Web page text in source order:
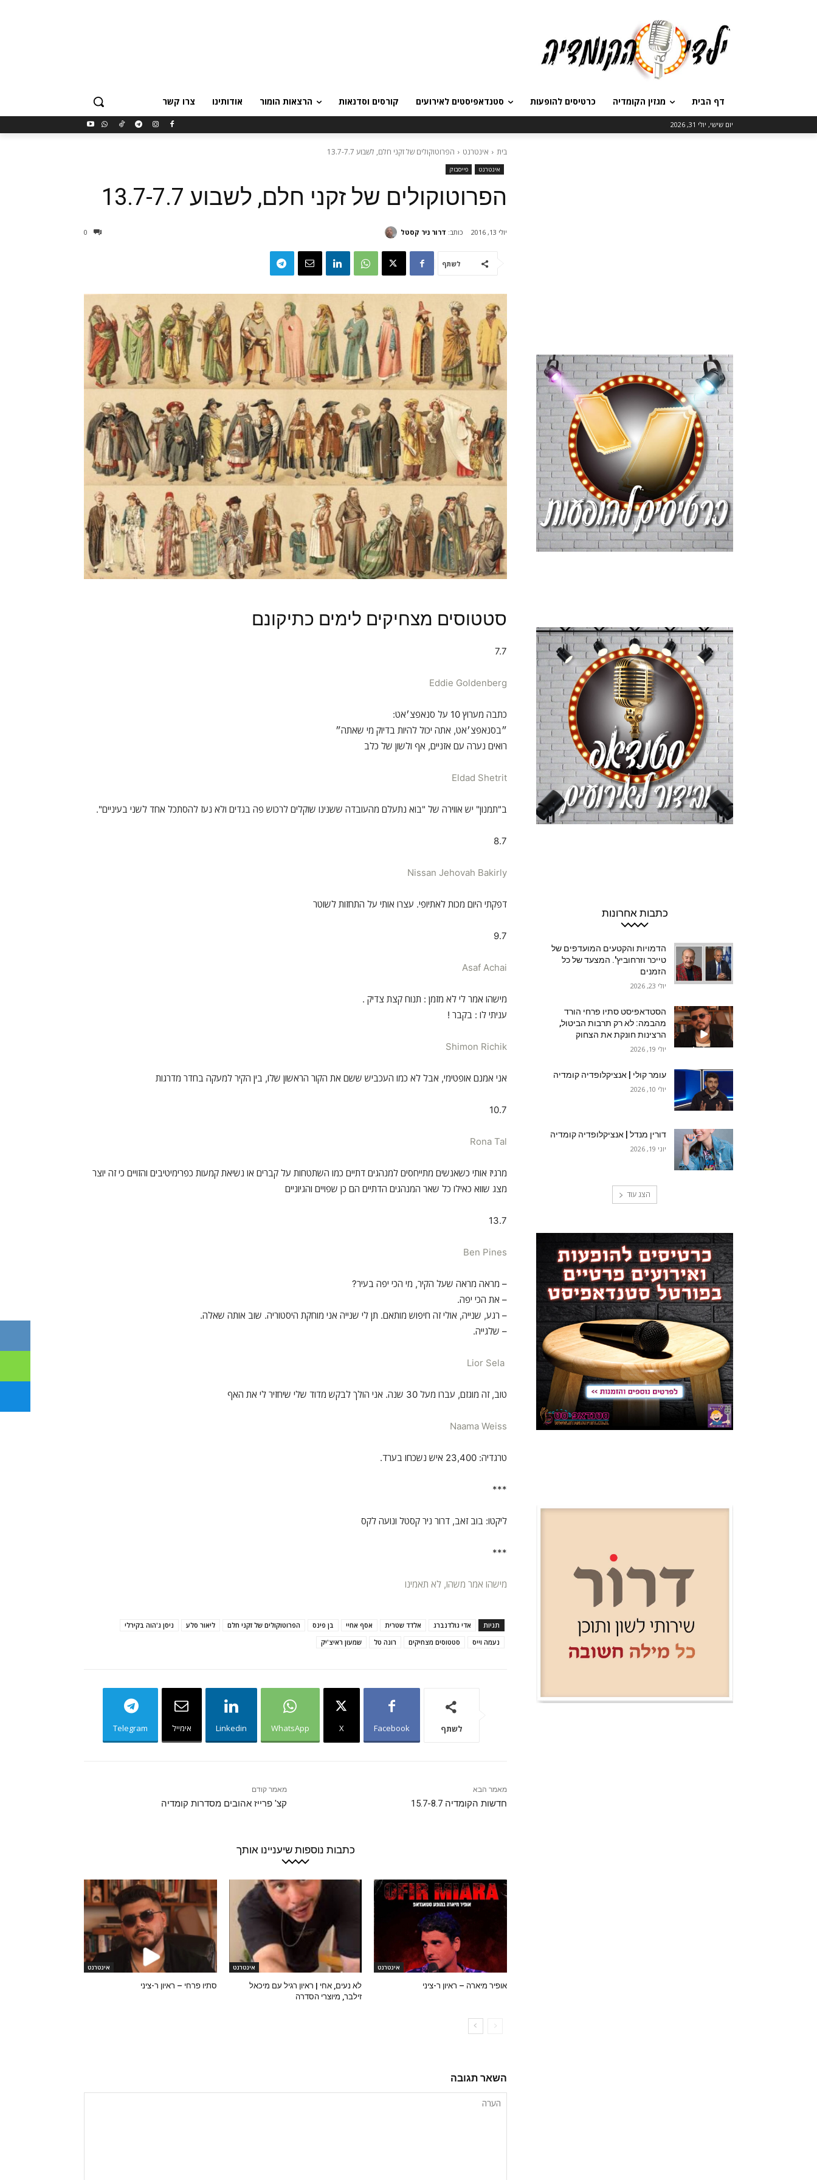
דף הבית מגזין הקומדיה כרטיסים להופעות סטנדאפיסטים לאירועים קורסים וסדנאות הרצאות הומור אודותינו צרו קשר
יום שישי, יולי 31, 2026
בית אינטרנט הפרוטוקולים של זקני חלם, לשבוע 13.7-7.7
אינטרנט פייסבוק
הפרוטוקולים של זקני חלם, לשבוע 13.7-7.7
0 יולי 13, 2016 כותב: דרור ניר קסטל
לשתף
סטטוסים מצחיקים לימים כתיקונם
7.7
Eddie Goldenberg
כתבה מערוץ 10 על סנאפצ׳אט:
״בסנאפצ׳אט, אתה יכול להיות בדיוק מי שאתה״
רואים נערה עם אזניים, אף ולשון של כלב
Eldad Shetrit
ב"תמנון" יש אווירה של "בוא נתעלם מהעובדה ששנינו שוקלים לרכוש פה בגדים ולא נעז להסתכל אחד לשני בעיניים".
8.7
Nissan Jehovah Bakirly
דפקתי היום מכות לאתיופי. עצרו אותי על התחזות לשוטר
9.7
Asaf Achai
מישהו אמר לי לא מזמן : תנוח קצת צדיק .
עניתי לו : בקבר !
Shimon Richik
אני אמנם אופטימי, אבל לא כמו העכביש ששם את הקור הראשון שלו, בין הקיר למעקה בחדר מדרגות
10.7
Rona Tal
מרגיז אותי כשאנשים מתייחסים למנהגים דתיים כמו השתטחות על קברים או נשיאת קמעות כפרימיטיבים והזויים כי זה יוצר
מצג שווא כאילו כל שאר המנהגים הדתיים הם כן שפויים והגיוניים
13.7
Ben Pines
– מראה מראה שעל הקיר, מי הכי יפה בעיר?
– את הכי יפה.
– רגע, שנייה, אולי זה חיפוש מותאם. תן לי שנייה אני מוחקת היסטוריה. שוב אותה שאלה.
– שלגייה.
Lior Sela
טוב, זה מוגזם, עברו מעל 30 שנה. אני הולך לבקש מדוד שלי שיחזיר לי את האף
Naama Weiss
טרגדיה: 23,400 איש נשכחו בערד.
***
ליקטו: בוב זאב, דרור ניר קסטל ונועה לקס
***
מישהו אמר משהו, לא תאמינו
תגיות אדי גולדנברג אלדד שטרית אסף אחיי בן פינס הפרוטוקולים של זקני חלם ליאור סלע
ניסן ג'הוה בקירלי
נעמה וייס
סטטוסים מצחיקים רונה טל שמעון ראיצ'יק
לשתף Facebook
X
WhatsApp
Linkedin אימייל Telegram
מאמר קודם
קצ' פרייז אהובים מסדרות קומדיה
מאמר הבא
חדשות הקומדיה 15.7-8.7
כתבות נוספות שיעניינו אותך
אינטרנט
אופיר מיארה – ראיון ר-ציני
אינטרנט
לא נעים, אחי | ראיון רגיל עם מיכאל
זילבר, מיוצרי הסדרה
אינטרנט
סתיו פרחי – ראיון ר-ציני
השאר תגובה
כתבות אחרונות
הדמויות והקטעים המועדפים של
טייכר וזרחוביץ'. המצעד של כל
הזמנים
יולי 23, 2026
הסטדאפיסט סתיו פרחי הורד
מהבמה: לא רק תרבות הביטול,
הרצינות חונקת את הצחוק
יולי 19, 2026
עומר קולי | אנציקלופדיה קומדיה
יולי 10, 2026
דורין מנדל | אנציקלופדיה קומדיה
יוני 19, 2026
הצג עוד